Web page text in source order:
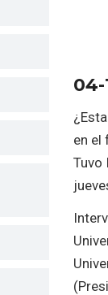
04-
en el
Tuvo